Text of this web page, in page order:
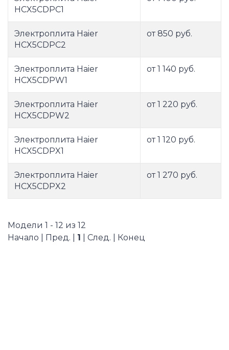
HCX5CDPC1
Электроплита Haier
HCX5CDPC2
от 850 руб.
Электроплита Haier
HCX5CDPW1
от 1 140 руб.
Электроплита Haier
HCX5CDPW2
от 1 220 руб.
Электроплита Haier
HCX5CDPX1
от 1 120 руб.
Электроплита Haier
HCX5CDPX2
от 1 270 руб.
Модели 1 - 12 из 12
Начало | Пред. | 1 | След. | Конец